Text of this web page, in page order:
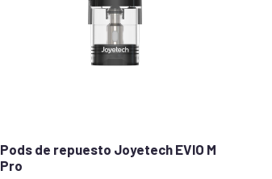
Pods de repuesto Joyetech EVIO M
Pro